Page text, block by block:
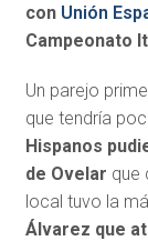
con Unión
Campeonato
Un parejo
que tendría
Hispanos
de Ovelar que
local tuvo la
Álvarez que